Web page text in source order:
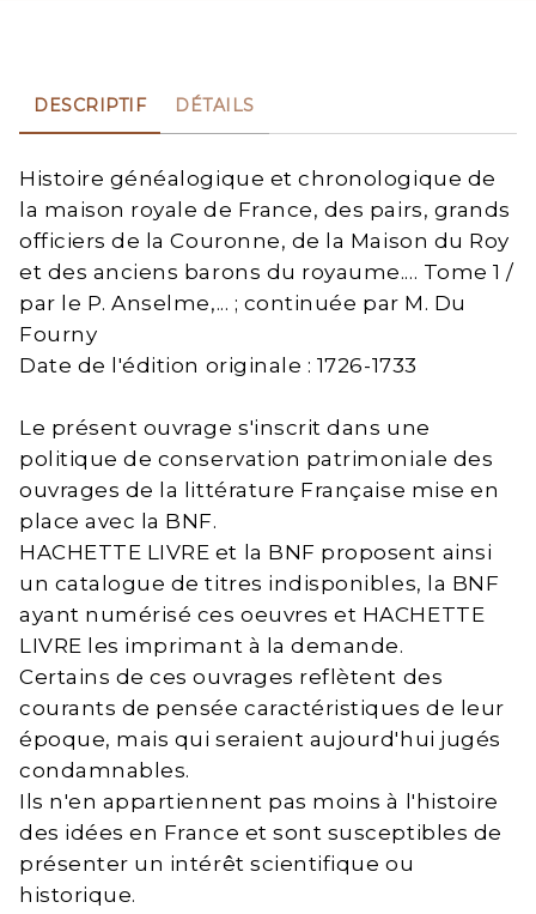
DESCRIPTIF DÉTAILS
Histoire généalogique et chronologique de
la maison royale de France, des pairs, grands
officiers de la Couronne, de la Maison du Roy
et des anciens barons du royaume.... Tome 1 /
par le P. Anselme,... ; continuée par M. Du
Fourny
Date de l'édition originale : 1726-1733
Le présent ouvrage s'inscrit dans une
politique de conservation patrimoniale des
ouvrages de la littérature Française mise en
place avec la BNF.
HACHETTE LIVRE et la BNF proposent ainsi
un catalogue de titres indisponibles, la BNF
ayant numérisé ces oeuvres et HACHETTE
LIVRE les imprimant à la demande.
Certains de ces ouvrages reflètent des
courants de pensée caractéristiques de leur
époque, mais qui seraient aujourd'hui jugés
condamnables.
Ils n'en appartiennent pas moins à l'histoire
des idées en France et sont susceptibles de
présenter un intérêt scientifique ou
historique.